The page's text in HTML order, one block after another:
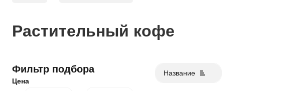
Растительный кофе
Название
Фильтр подбора
Цена